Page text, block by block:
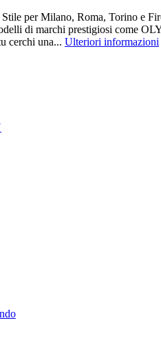
per Milano, Roma, Torino e
di marchi prestigiosi come
cerchi una... Ulteriori informazioni